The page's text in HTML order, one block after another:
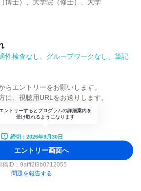
博士）、大学院（修士）、大学
性検査なし、グループワークなし、筆記
らエントリーをお願いします。
に、視聴用URLをお送りします。
エントリーするとプログラムの詳細案内を
受け取れるようになります
締切：2026年9月30日
エントリー画面へ
稿ID： 9afff2f3b0712055
問題を報告する